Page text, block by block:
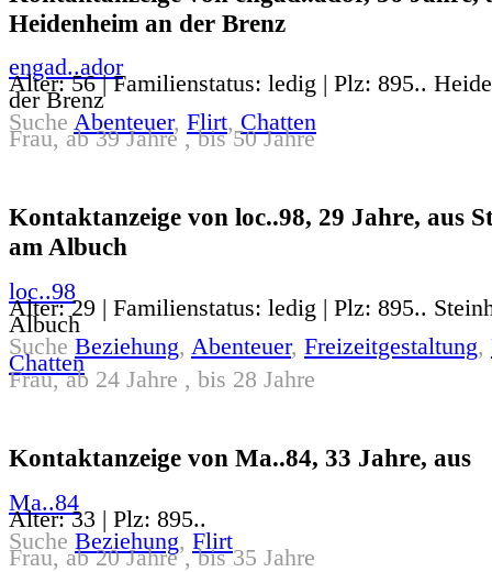
Heidenheim an der Brenz
engad..ador
Alter: 56 | Familienstatus: ledig | Plz: 895..
der Brenz
Suche Abenteuer, Flirt, Chatten
Frau, ab 39 Jahre , bis 50 Jahre
Kontaktanzeige von loc..98, 29 Jahre, aus
am Albuch
loc..98
Alter: 29 | Familienstatus: ledig | Plz: 895..
Albuch
Suche Beziehung, Abenteuer, Freizeitgestaltung,
Chatten
Frau, ab 24 Jahre , bis 28 Jahre
Kontaktanzeige von Ma..84, 33 Jahre, aus
Ma..84
Alter: 33 | Plz: 895..
Suche Beziehung, Flirt
Frau, ab 20 Jahre , bis 35 Jahre